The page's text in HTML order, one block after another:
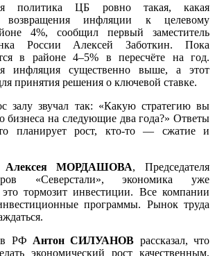
политика ЦБ ровно такая, какая
возвращения инфляции к целевому
4%, сообщил первый заместитель
России Алексей Заботкин. Пока
в районе 4–5% в пересчёте на год.
инфляция существенно выше, а этот
принятия решения о ключевой ставке.
залу звучал так: «Какую стратегию вы
бизнеса на следующие два года?» Ответы
то планирует рост, кто-то — сжатие и
Алексея МОРДАШОВА, Председателя
«Северстали», экономика уже
тормозит инвестиции. Все компании
программы. Рынок труда
РФ Антон СИЛУАНОВ рассказал, что
экономический рост качественным,